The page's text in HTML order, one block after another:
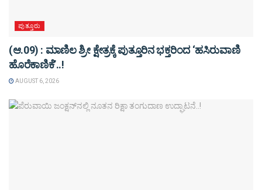
ಪುತ್ತೂರು
(ಆ.09) : ಮಾಣಿಲ ಶ್ರೀ ಕ್ಷೇತ್ರಕ್ಕೆ ಪುತ್ತೂರಿನ ಭಕ್ತರಿಂದ ‘ಹಸಿರುವಾಣಿ
ಹೊರೆಕಾಣಿಕೆ’..!
AUGUST 6, 2026